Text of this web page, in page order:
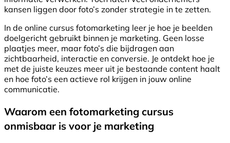
kansen liggen door foto’s zonder strategie in te zetten.
In de online cursus fotomarketing leer je hoe je beelden
doelgericht gebruikt binnen je marketing. Geen losse
plaatjes meer, maar foto’s die bijdragen aan
zichtbaarheid, interactie en conversie. Je ontdekt hoe je
met de juiste keuzes meer uit je bestaande content haalt
en hoe foto’s een actieve rol krijgen in jouw online
communicatie.
Waarom een fotomarketing cursus
onmisbaar is voor je marketing